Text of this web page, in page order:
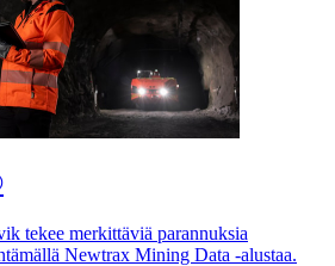
tekee merkittäviä parannuksia
Newtrax Mining Data -alustaa.